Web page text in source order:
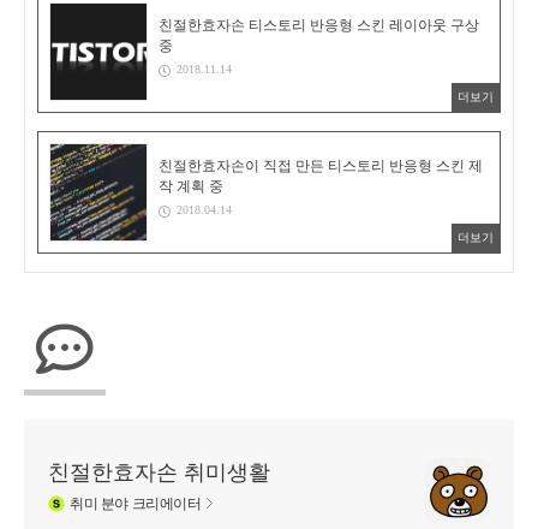
친절한효자손 티스토리 반응형 스킨 레이아웃 구상
중
2018.11.14
더보기
친절한효자손이 직접 만든 티스토리 반응형 스킨 제
작 계획 중
2018.04.14
더보기
친절한효자손 취미생활
취미 분야 크리에이터